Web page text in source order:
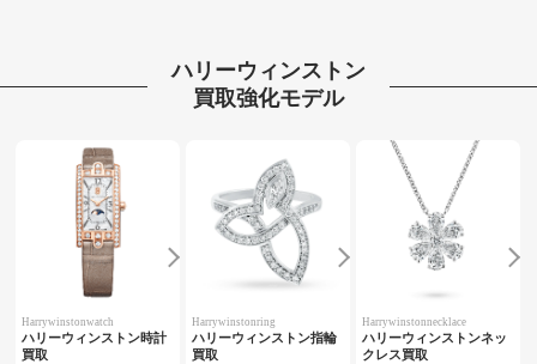
ハリーウィンストン
買取強化モデル
Harrywinstonwatch
ハリーウィンストン時計
買取
Harrywinstonring
ハリーウィンストン指輪
買取
Harrywinstonnecklace
ハリーウィンストンネッ
クレス買取